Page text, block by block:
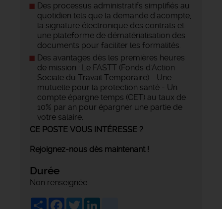
Des processus administratifs simplifiés au
quotidien tels que la demande d'acompte,
la signature électronique des contrats et
une plateforme de dématérialisation des
documents pour faciliter les formalités.
Des avantages dès les premières heures
de mission : Le FASTT (Fonds d'Action
Sociale du Travail Temporaire) - Une
mutuelle pour la protection santé - Un
compte épargne temps (CET) au taux de
10% par an pour épargner une partie de
votre salaire.
CE POSTE VOUS INTÉRESSE ?
Rejoignez-nous dès maintenant !
Durée
Non renseignée
ShareFacebook
Twitter